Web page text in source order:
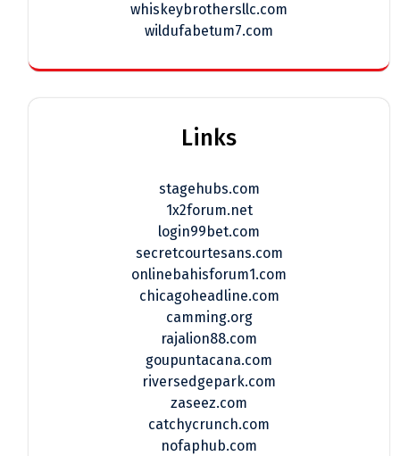
whiskeybrothersllc.com
wildufabetum7.com
Links
stagehubs.com
1x2forum.net
login99bet.com
secretcourtesans.com
onlinebahisforum1.com
chicagoheadline.com
camming.org
rajalion88.com
goupuntacana.com
riversedgepark.com
zaseez.com
catchycrunch.com
nofaphub.com